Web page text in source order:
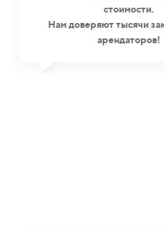
стоимости.
Нам доверяют тысячи
арендаторов!